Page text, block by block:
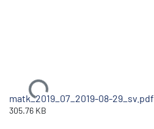
Ladataan...
matk_2019_07_2019-08-29_sv.pdf
305.76 KB